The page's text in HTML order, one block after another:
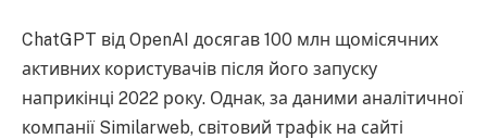
ChatGPT від OpenAI досягав 100 млн щомісячних
активних користувачів після його запуску
наприкінці 2022 року. Однак, за даними аналітичної
компанії Similarweb, світовий трафік на сайті